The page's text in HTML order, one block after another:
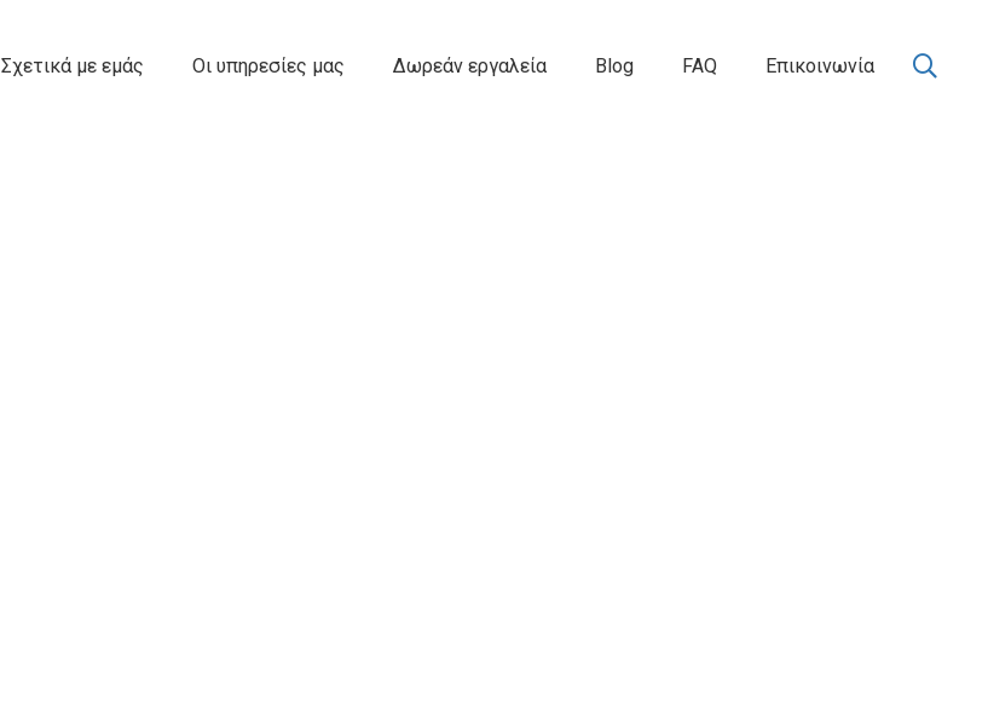
Σχετικά με εμάς Οι υπηρεσίες μας Δωρεάν εργαλεία Blog FAQ Επικοινωνία